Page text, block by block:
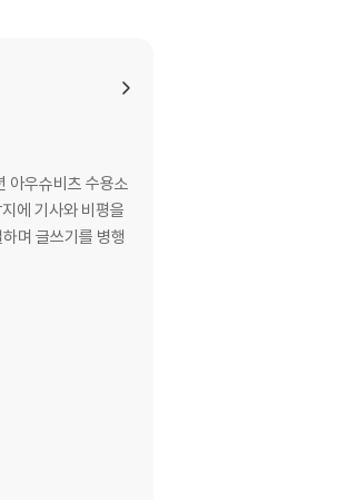
아우슈비츠 수용소
에 기사와 비평을
며 글쓰기를 병행